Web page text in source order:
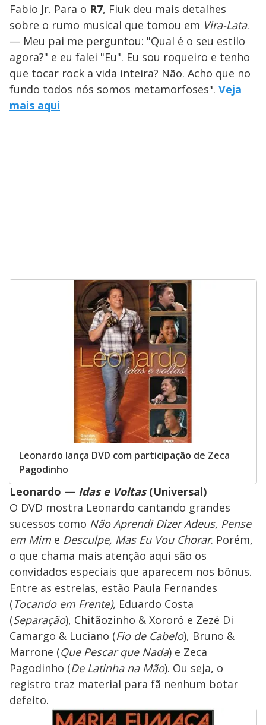
Fabio Jr. Para o R7, Fiuk deu mais detalhes
sobre o rumo musical que tomou em Vira-Lata.
— Meu pai me perguntou: "Qual é o seu estilo
agora?" e eu falei "Eu". Eu sou roqueiro e tenho
que tocar rock a vida inteira? Não. Acho que no
fundo todos nós somos metamorfoses". Veja
mais aqui
Leonardo lança DVD com participação de Zeca
Pagodinho
Leonardo — Idas e Voltas(Universal)
O DVD mostra Leonardo cantando grandes
sucessos como Não Aprendi Dizer Adeus, Pense
em Mim e Desculpe, Mas Eu Vou Chorar. Porém,
o que chama mais atenção aqui são os
convidados especiais que aparecem nos bônus.
Entre as estrelas, estão Paula Fernandes
(Tocando em Frente), Eduardo Costa
(Separação), Chitãozinho & Xororó e Zezé Di
Camargo & Luciano (Fio de Cabelo), Bruno &
Marrone (Que Pescar que Nada) e Zeca
Pagodinho (De Latinha na Mão). Ou seja, o
registro traz material para fã nenhum botar
defeito.